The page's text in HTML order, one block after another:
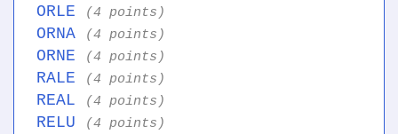
ORLE (4 points)
ORNA (4 points)
ORNE (4 points)
RALE (4 points)
REAL (4 points)
RELU (4 points)